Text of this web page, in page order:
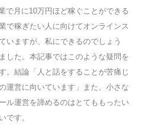
で月に10万円ほど稼ぐことができる
で稼ぎたい人に向けてオンラインス
いますが、私にできるのでしょう
した。本記事ではこのような疑問を
。結論「人と話をすることが苦痛じ
運営に向いています」また、小さな
ル運営を諦めるのはとてももったい
です。